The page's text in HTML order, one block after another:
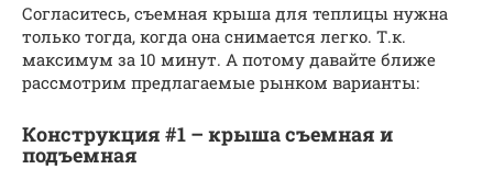
Согласитесь, съемная крыша для теплицы нужна
только тогда, когда она снимается легко. Т.к.
максимум за 10 минут. А потому давайте ближе
рассмотрим предлагаемые рынком варианты:
Конструкция #1 – крыша съемная и
подъемная